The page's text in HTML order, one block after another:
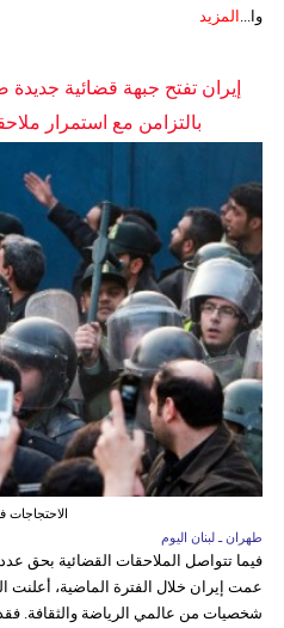
وا... المزيد
إيران تفتح جبهة قضائية
بالتزامن مع استمرار
الاحتجاجات
طهران ـ لبنان اليوم
فيما تتواصل الملاحقات القضائية بحق
عمت إيران خلال الفترة الماضية، أعلنت
شخصيات من عالمي الرياضة والثقافة.